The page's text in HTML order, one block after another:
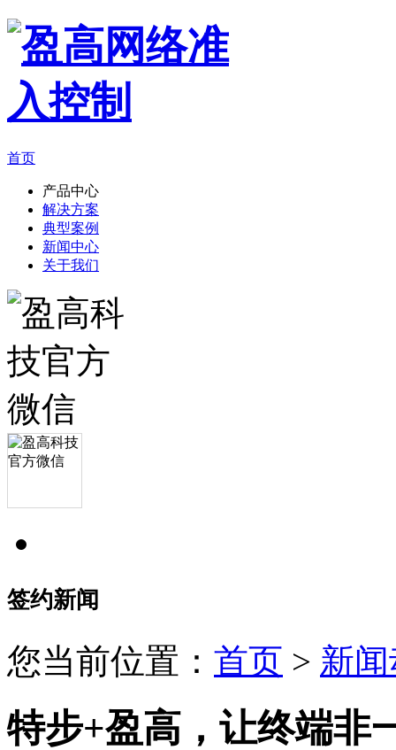
首页
产品中心
解决方案
典型案例
新闻中心
关于我们
签约新闻
您当前位置： 首页 > 新
特步+盈高，让终端非